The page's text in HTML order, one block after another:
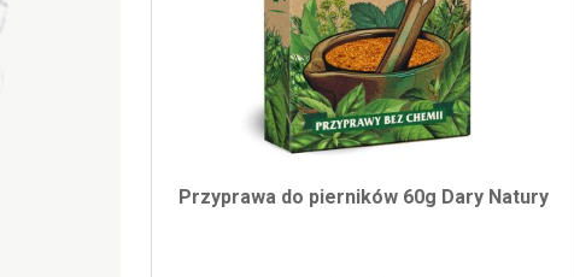
Przyprawa do pierników 60g Dary Natury